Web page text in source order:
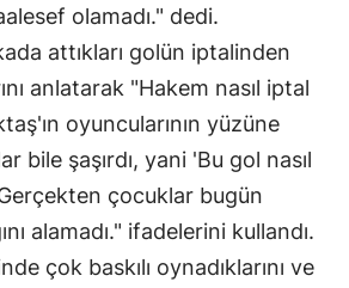
Trabzon
Tunceli
Şanlıurfa
Uşak
Van
Yozgat
olamadı." dedi.
attıkları golün iptalinden
anlatarak "Hakem nasıl iptal
oyuncularının yüzüne
bile şaşırdı, yani 'Bu gol nasıl
çocuklar bugün
alamadı." ifadelerini kullandı.
çok baskılı oynadıklarını ve